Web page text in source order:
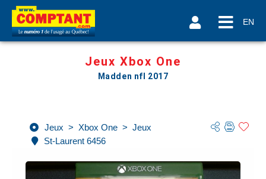
EN
Jeux Xbox One
Madden nfl 2017
Jeux > Xbox One > Jeux
St-Laurent 6456